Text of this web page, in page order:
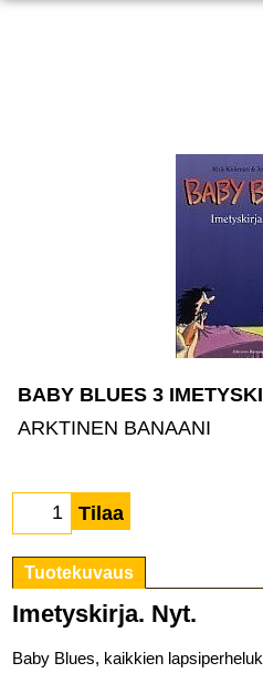
BABY BLUES 3
ARKTINEN BANAANI
Tilaa
Tuotekuvaus
Imetyskirja. Nyt.
Baby Blues, kaikkien